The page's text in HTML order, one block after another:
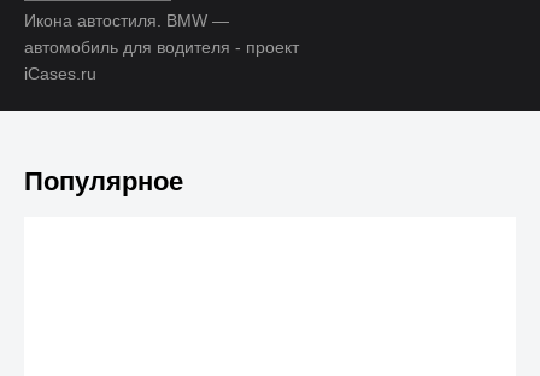
Икона автостиля. BMW —
автомобиль для водителя - проект
iCases.ru
Популярное